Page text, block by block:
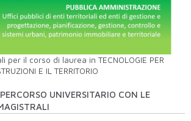
per il corso di laurea in TECNOLOGIE PER
E IL TERRITORIO
UNIVERSITARIO CON LE